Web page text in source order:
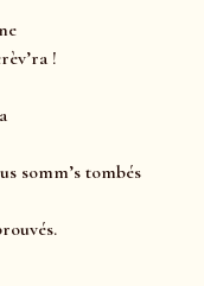
!
somm’s tombés